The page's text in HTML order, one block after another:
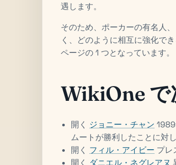
遇します。
そのため、ポーカーの有名人
く、どのように相互に強化で
ページの 1 つとなっています。
WikiOne で
開く ジョニー・チャン
ムートが勝利したことに対し
開く フィル・アイビー プレ
開く ダニエル・ネグレアヌ